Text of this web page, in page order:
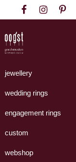
to
primary
navigation
to
content
to
footer
Goudsmeden
Amsterdam
handgemaakte
uit
eigen
jewellery
wedding rings
engagement rings
custom
webshop